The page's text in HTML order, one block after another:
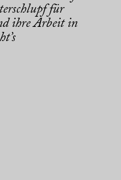
für
ihre Arbeit in